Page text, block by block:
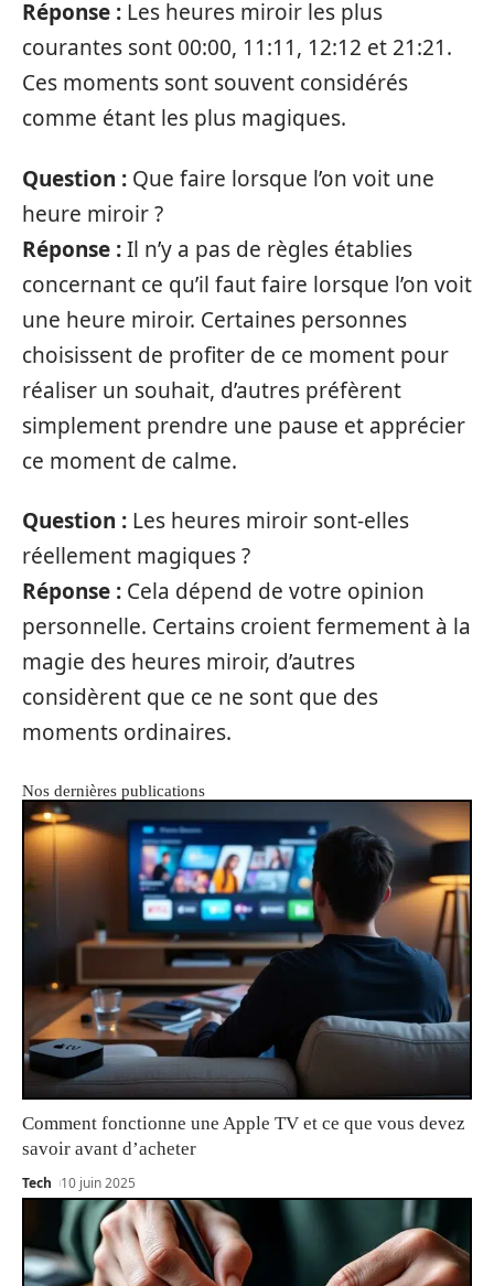
Réponse : Les heures miroir les plus
courantes sont 00:00, 11:11, 12:12 et 21:21.
Ces moments sont souvent considérés
comme étant les plus magiques.
Question : Que faire lorsque l’on voit une
heure miroir ?
Réponse :Il n’y a pas de règles établies
concernant ce qu’il faut faire lorsque l’on voit
une heure miroir. Certaines personnes
choisissent de profiter de ce moment pour
réaliser un souhait, d’autres préfèrent
simplement prendre une pause et apprécier
ce moment de calme.
Question : Les heures miroir sont-elles
réellement magiques ?
Réponse : Cela dépend de votre opinion
personnelle. Certains croient fermement à la
magie des heures miroir, d’autres
considèrent que ce ne sont que des
moments ordinaires.
Nos dernières publications
Comment fonctionne une Apple TV et ce que vous devez
savoir avant d’acheter
Tech 10 juin 2025